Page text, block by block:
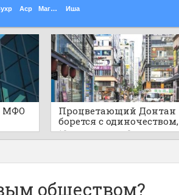
Аср Магриб Иша
МФО
Процветающий Донтан
борется с одиночеством,
пустыми
районами
10 часов назад 0
обществом?